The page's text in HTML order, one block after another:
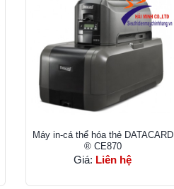
Máy in-cá thể hóa thẻ DATACARD
® CE870
Giá: Liên hệ